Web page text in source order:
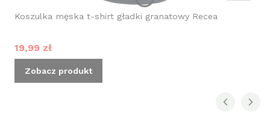
Koszulka męska t-shirt gładki granatowy Recea
Cena promocyjna
19,99 zł
Zobacz produkt